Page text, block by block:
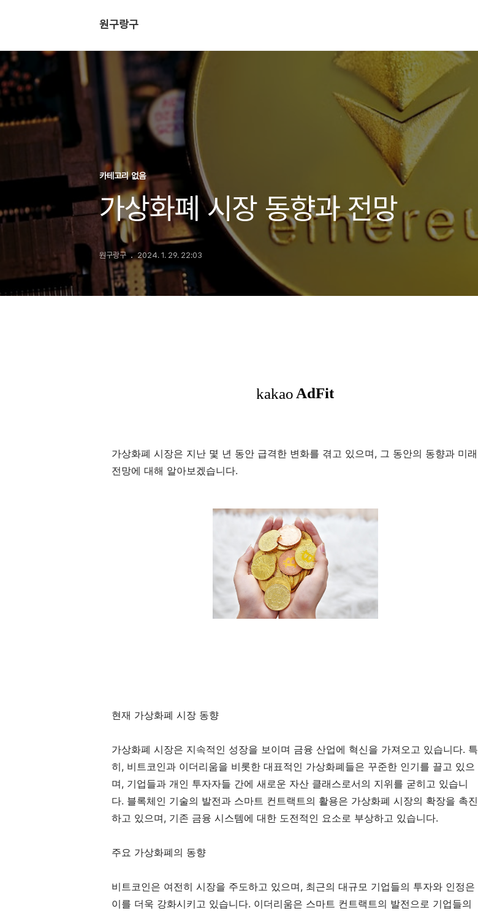
원구랑구
카테고리 없음
가상화폐 시장 동향과 전망
원구랑구 2024. 1. 29. 22:03
가상화폐 시장은 지난 몇 년 동안 급격한 변화를 겪고 있으며, 그 동안의 동향과 미래
전망에 대해 알아보겠습니다.
현재 가상화폐 시장 동향
가상화폐 시장은 지속적인 성장을 보이며 금융 산업에 혁신을 가져오고 있습니다. 특
히, 비트코인과 이더리움을 비롯한 대표적인 가상화폐들은 꾸준한 인기를 끌고 있으
며, 기업들과 개인 투자자들 간에 새로운 자산 클래스로서의 지위를 굳히고 있습니
다. 블록체인 기술의 발전과 스마트 컨트랙트의 활용은 가상화폐 시장의 확장을 촉진
하고 있으며, 기존 금융 시스템에 대한 도전적인 요소로 부상하고 있습니다.
주요 가상화폐의 동향
비트코인은 여전히 시장을 주도하고 있으며, 최근의 대규모 기업들의 투자와 인정은
이를 더욱 강화시키고 있습니다. 이더리움은 스마트 컨트랙트의 발전으로 기업들의